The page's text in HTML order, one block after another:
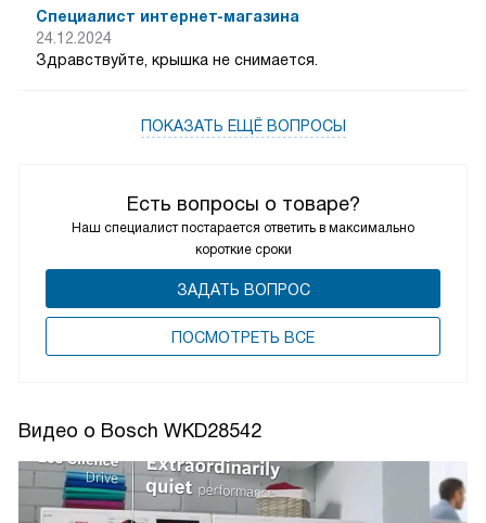
Есть вопросы о товаре?
Наш специалист постарается ответить в максимально
короткие сроки
ЗАДАТЬ ВОПРОС
ПОCМОТРЕТЬ ВСЕ
Специалист интернет-магазина
24.12.2024
Здравствуйте, крышка не снимается.
ПОКАЗАТЬ ЕЩЁ ВОПРОСЫ
Видео о Bosch WKD28542